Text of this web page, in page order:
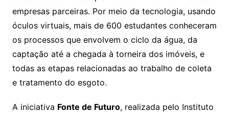
empresas parceiras. Por meio da tecnologia, usando
óculos virtuais, mais de 600 estudantes conheceram
os processos que envolvem o ciclo da água, da
captação até a chegada à torneira dos imóveis, e
todas as etapas relacionadas ao trabalho de coleta
e tratamento do esgoto.
A iniciativa Fonte de Futuro, realizada pelo Instituto